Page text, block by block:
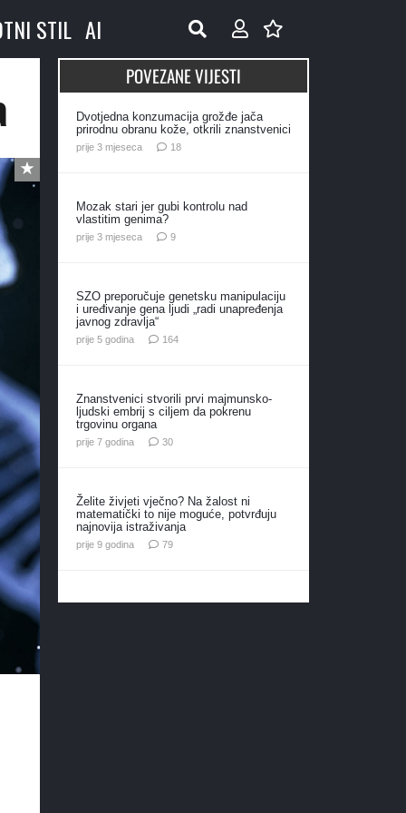
STIL AI
POVEZANE VIJESTI
Dvotjedna konzumacija grožđe jača
prirodnu obranu kože, otkrili znanstvenici
prije 3 mjeseca 18komentara
Mozak stari jer gubi kontrolu nad
vlastitim genima?
prije 3 mjeseca 9komentara
SZO preporučuje genetsku manipulaciju
i uređivanje gena ljudi „radi unapređenja
javnog zdravlja“
prije 5 godina 164komentara
Znanstvenici stvorili prvi majmunsko-
ljudski embrij s ciljem da pokrenu
trgovinu organa
prije 7 godina 30komentara
Želite živjeti vječno? Na žalost ni
matematički to nije moguće, potvrđuju
najnovija istraživanja
prije 9 godina 79komentara